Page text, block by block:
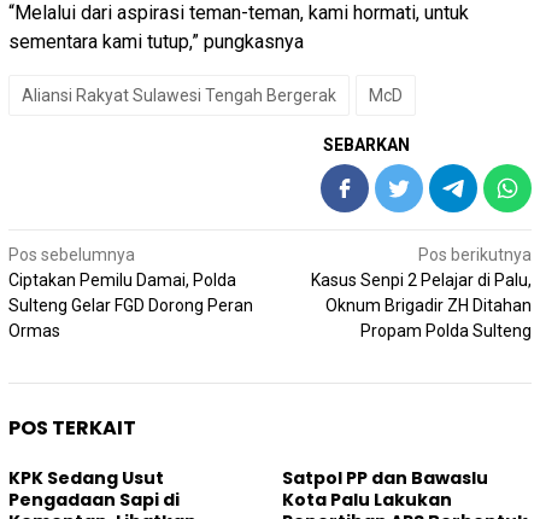
“Melalui dari aspirasi teman-teman, kami hormati, untuk
sementara kami tutup,” pungkasnya
Aliansi Rakyat Sulawesi Tengah Bergerak McD
SEBARKAN
Navigasi
pos
Pos sebelumnya
Ciptakan Pemilu Damai, Polda
Sulteng Gelar FGD Dorong Peran
Ormas
Pos berikutnya
Kasus Senpi 2 Pelajar di Palu,
Oknum Brigadir ZH Ditahan
Propam Polda Sulteng
POS TERKAIT
KPK Sedang Usut
Pengadaan Sapi di
Satpol PP dan Bawaslu
Kota Palu Lakukan